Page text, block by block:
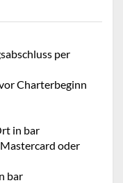
per
Charterbeginn
in bar
oder
bar